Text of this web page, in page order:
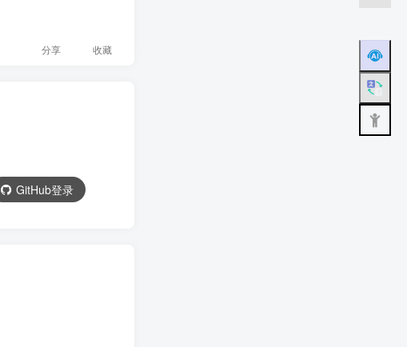
分享 收藏
GitHub登录